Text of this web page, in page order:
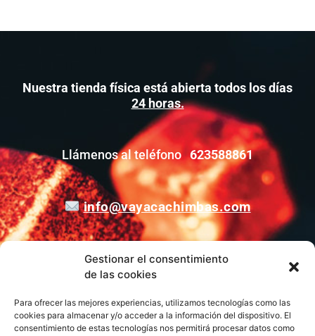
Gestionar el consentimiento
de las cookies
Para ofrecer las mejores experiencias, utilizamos tecnologías como las
cookies para almacenar y/o acceder a la información del dispositivo. El
consentimiento de estas tecnologías nos permitirá procesar datos como
Nuestra tienda física está abierta todos los días
24 horas.
Llámenos al teléfono623588861
info@vayacachimbas.com
Calle el Pasaje, 3, Nave A2, Polígono Industrial La
Polvorista, 30500, Molina de Segura, Murcia,